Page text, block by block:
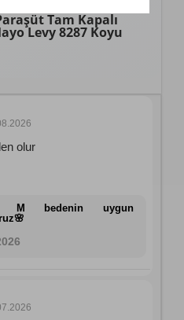
Tam Kapalı
Levy 8287 Koyu
olur
M bedenin uygun